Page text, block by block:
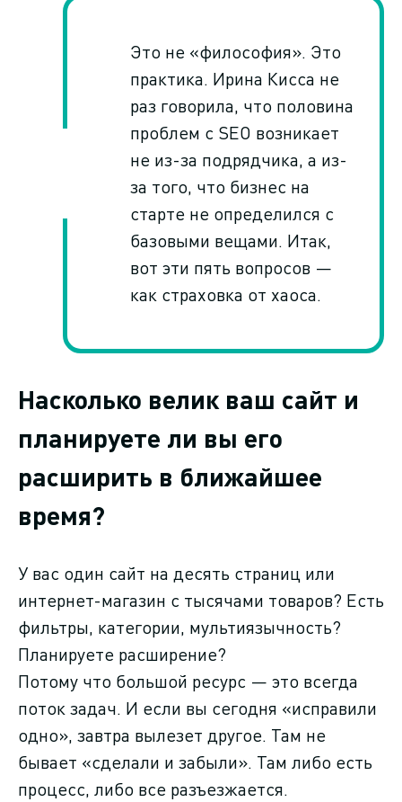
Это не «философия». Это
практика. Ирина Кисса не
раз говорила, что половина
проблем с SEO возникает
не из-за подрядчика, а из-
за того, что бизнес на
старте не определился с
базовыми вещами. Итак,
вот эти пять вопросов —
как страховка от хаоса.
Насколько велик ваш сайт и
планируете ли вы его
расширить в ближайшее
время?
У вас один сайт на десять страниц или
интернет-магазин с тысячами товаров? Есть
фильтры, категории, мультиязычность?
Планируете расширение?
Потому что большой ресурс — это всегда
поток задач. И если вы сегодня «исправили
одно», завтра вылезет другое. Там не
бывает «сделали и забыли». Там либо есть
процесс, либо все разъезжается.